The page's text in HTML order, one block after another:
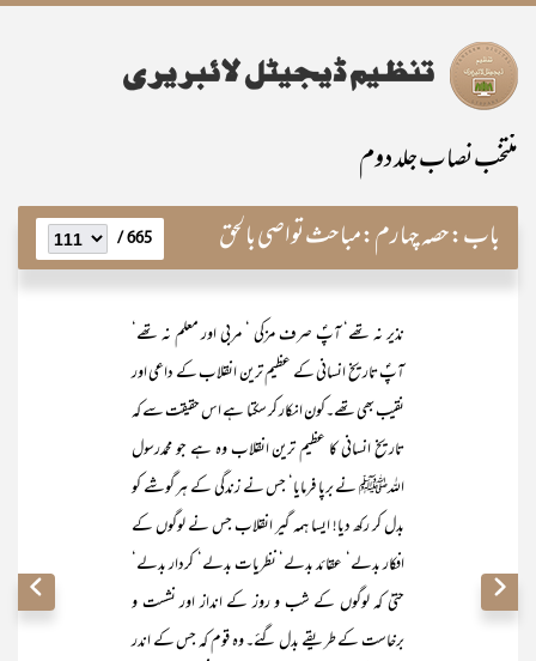
منتخب نصاب جلد دوم
باب:حصہ چہارم:مباحث تواصی بالحق 665 /
نذیر نہ تھے‘ آپؐ صرف مزکی ‘ مربی اور معلم نہ تھے‘
آپؐ تاریخ انسانی کے عظیم ترین انقلاب کے داعی اور
نقیب بھی تھے۔کون انکار کر سکتا ہے اس حقیقت سے کہ
تاریخ انسانی کا عظیم ترین انقلاب وہ ہے جو محمدرسول
اللہﷺ نے برپا فرمایا‘ جس نے زندگی کے ہر گوشے کو
بدل کر رکھ دیا! ایسا ہمہ گیر انقلاب جس نے لوگوں کے
افکار بدلے‘ عقائد بدلے‘ نظریات بدلے‘ کردار بدلے‘
حتیٰ کہ لوگوں کے شب و روز کے انداز اور نشست و
برخاست کے طریقے بدل گئے۔ وہ قوم کہ جس کے اندر